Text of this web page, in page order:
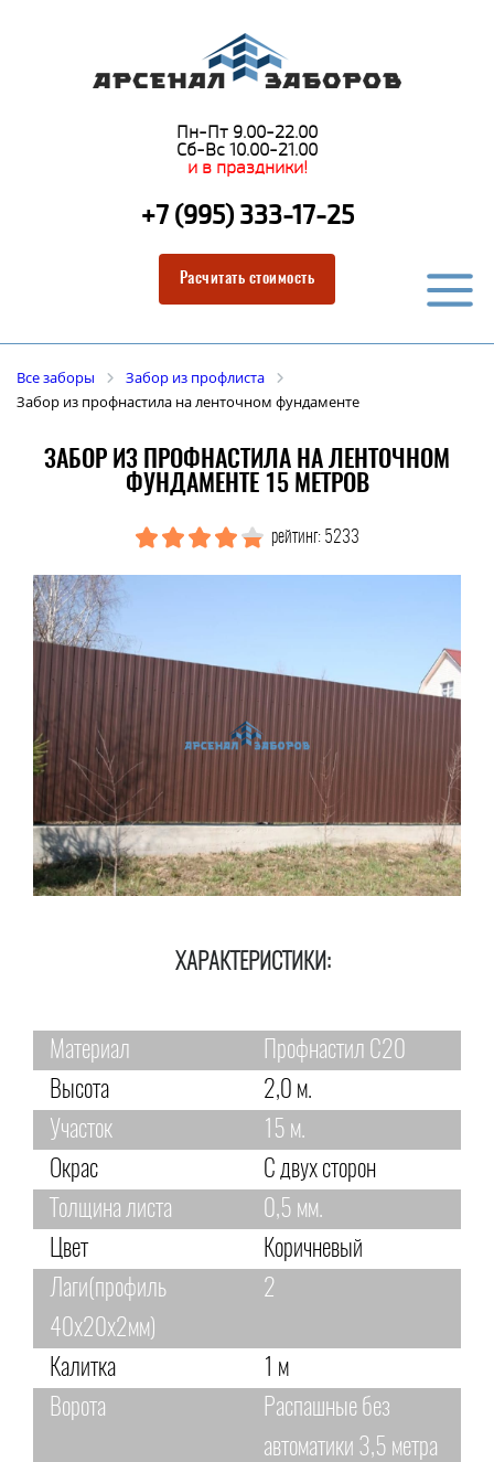
Пн-Пт 9.00-22.00
Сб-Вс 10.00-21.00
и в праздники!
+7 (995) 333-17-25
Расчитать стоимость
Все заборы
Забор из профлиста
Забор из профнастила на ленточном фундаменте
ЗАБОР ИЗ ПРОФНАСТИЛА НА ЛЕНТОЧНОМ
ФУНДАМЕНТЕ 15 МЕТРОВ
рейтинг: 5233
ХАРАКТЕРИСТИКИ:
Материал
Профнастил С20
Высота
2,0 м.
Участок
15 м.
Окрас
С двух сторон
Толщина листа
0,5 мм.
Цвет
Коричневый
Лаги(профиль
40х20х2мм)
2
Калитка
1 м
Ворота
Распашные без
автоматики 3,5 метра